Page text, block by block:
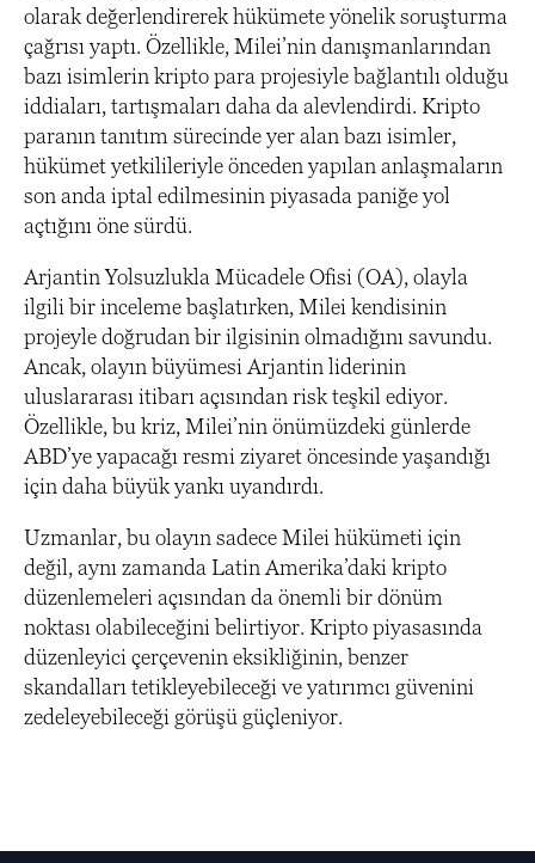
olarak değerlendirerek hükümete yönelik soruşturma
çağrısı yaptı. Özellikle, Milei’nin danışmanlarından
bazı isimlerin kripto para projesiyle bağlantılı olduğu
iddiaları, tartışmaları daha da alevlendirdi. Kripto
paranın tanıtım sürecinde yer alan bazı isimler,
hükümet yetkilileriyle önceden yapılan anlaşmaların
son anda iptal edilmesinin piyasada paniğe yol
açtığını öne sürdü.
Arjantin Yolsuzlukla Mücadele Ofisi (OA), olayla
ilgili bir inceleme başlatırken, Milei kendisinin
projeyle doğrudan bir ilgisinin olmadığını savundu.
Ancak, olayın büyümesi Arjantin liderinin
uluslararası itibarı açısından risk teşkil ediyor.
Özellikle, bu kriz, Milei’nin önümüzdeki günlerde
ABD’ye yapacağı resmi ziyaret öncesinde yaşandığı
için daha büyük yankı uyandırdı.
Uzmanlar, bu olayın sadece Milei hükümeti için
değil, aynı zamanda Latin Amerika’daki kripto
düzenlemeleri açısından da önemli bir dönüm
noktası olabileceğini belirtiyor. Kripto piyasasında
düzenleyici çerçevenin eksikliğinin, benzer
skandalları tetikleyebileceği ve yatırımcı güvenini
zedeleyebileceği görüşü güçleniyor.